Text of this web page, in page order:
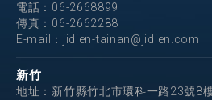
電話： 06-2668899
傳真：06-2662288
E-mail： jidien-tainan@jidien.com
新竹
地址：新竹縣竹北市環科一路23號8